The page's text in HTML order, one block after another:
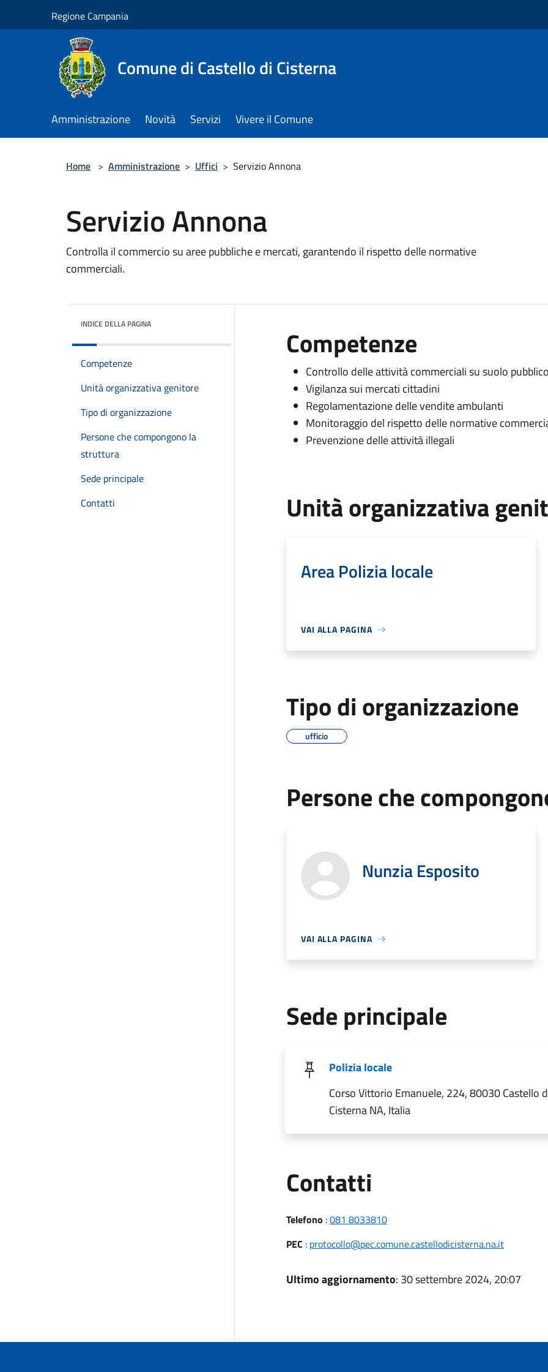
Regione Campania
Comune di Castello di Cisterna
Amministrazione Novità Servizi Vivere il Comune
Home > Amministrazione > Uffici > Servizio Annona
Servizio Annona
Controlla il commercio su aree pubbliche e mercati, garantendo il rispetto delle normative
commerciali.
INDICE DELLA PAGINA
Competenze
Unità organizzativa genitore
Tipo di organizzazione
Persone che compongono la
struttura
Sede principale
Contatti
Competenze
Controllo delle attività commerciali su suolo
Vigilanza sui mercati cittadini
Regolamentazione delle vendite ambulanti
Monitoraggio del rispetto delle normative
Prevenzione delle attività illegali
Unità organizzativa
Area Polizia locale
VAI ALLA PAGINA
Tipo di organizzazione
ufficio
Persone che
Nunzia Esposito
VAI ALLA PAGINA
Sede principale
Polizia locale
Corso Vittorio Emanuele, 224, 80030 Castello
Cisterna NA, Italia
Contatti
Telefono :081 8033810
PEC : protocollo@pec.comune.castellodicisterna.na.it
Ultimo aggiornamento: 30 settembre 2024, 20:07